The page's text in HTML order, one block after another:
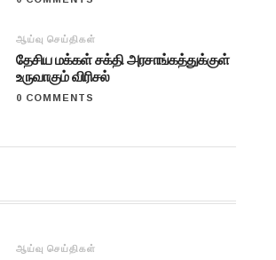
ஆய்வு செய்திகள்
தேசிய மக்கள் சக்தி அரசாங்கத்துக்குள்
உருவாகும் விரிசல்
0 COMMENTS
ஆய்வு செய்திகள்